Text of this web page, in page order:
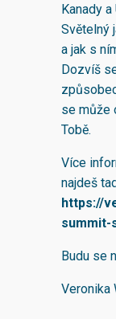
Kanady
Světelný
a jak s
Dozvíš
se může
Tobě.
Více
najdeš
https://
summit-
Budu se
Veronika